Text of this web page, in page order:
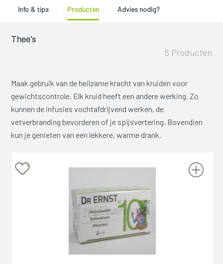
Info & tips Producten Advies nodig?
Thee's
5 Producten
Maak gebruik van de heilzame kracht van kruiden voor
gewichtscontrole. Elk kruid heeft een andere werking. Zo
kunnen de infusies vochtafdrijvend werken, de
vetverbranding bevorderen of je spijsvertering. Bovendien
kun je genieten van een lekkere, warme drank.